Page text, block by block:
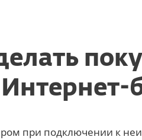
при подключении к